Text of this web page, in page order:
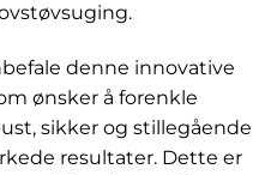
denne innovative
ønsker å forenkle
sikker og stillegående
resultater. Dette er